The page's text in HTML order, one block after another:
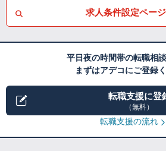
求人条件設定ペー
平日夜の時間帯の転職相
まずはアデコにご登録
転職支援に登
（無料）
転職支援の流れ